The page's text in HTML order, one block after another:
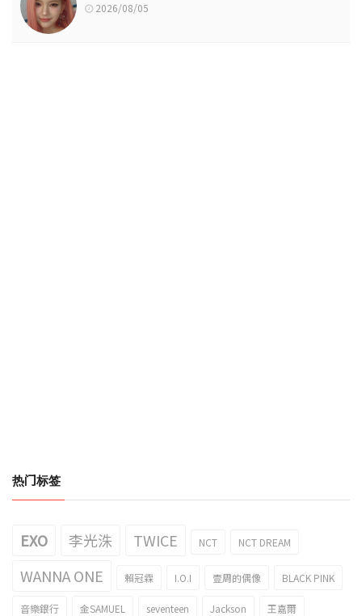
2026/08/05
热门标签
EXO 李光洙 TWICE NCT NCT DREAM
WANNA ONE 賴冠霖 I.O.I 壹周的偶像 BLACK PINK
音樂銀行 金SAMUEL seventeen Jackson 王嘉爾